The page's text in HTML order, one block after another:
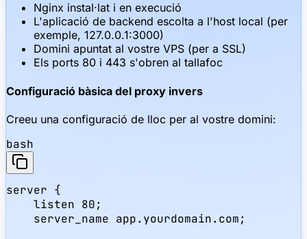
Nginx instal·lat i en execució
L'aplicació de backend escolta a l'host local (per
exemple, 127.0.0.1:3000)
Domini apuntat al vostre VPS (per a SSL)
Els ports 80 i 443 s'obren al tallafoc
Configuració bàsica del proxy invers
Creeu una configuració de lloc per al vostre domini:
bash
server {
    listen 80;
    server_name app.yourdomain.com;